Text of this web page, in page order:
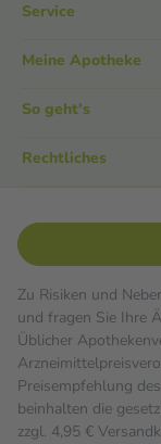
Service
Meine Apotheke
So geht's
Rechtliches
Zu Risiken und
und fragen Sie Ihre
Üblicher
Preisempfehlung
beinhalten die
zzgl. 4,95 €